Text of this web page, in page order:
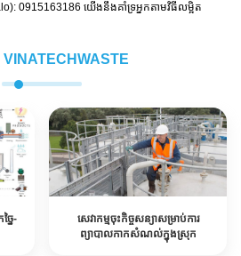
0915163186 យើងនឹងគាំទ្រអ្នកតាមវិធីលម្អិត
VINATECHWASTE
សេវាកម្មចុះកិច្ចសន្យាសម្រាប់ការ
ព្យាបាលកាកសំណល់ក្នុងស្រុក